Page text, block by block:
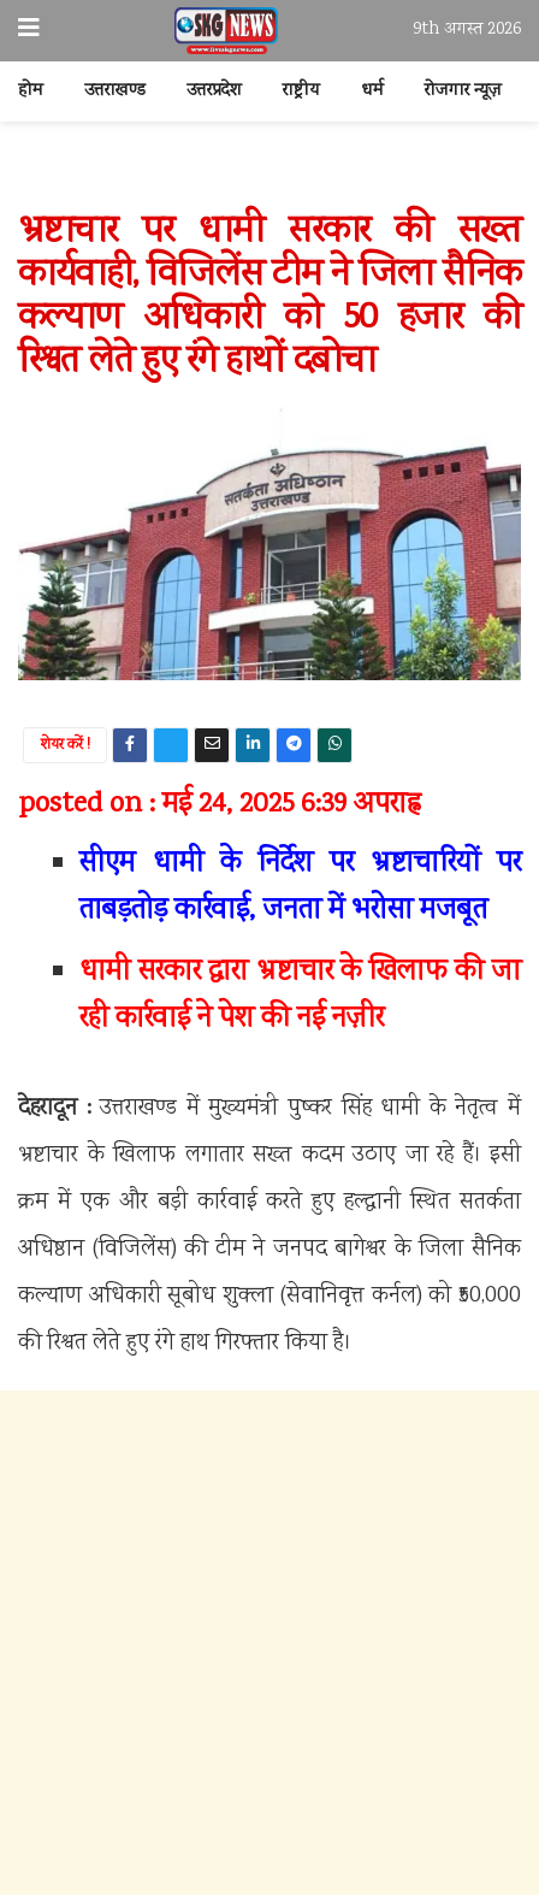
9th अगस्त 2026
होम उत्तराखण्ड उत्तरप्रदेश राष्ट्रीय धर्म रोजगार न्यूज़
भ्रष्टाचार पर धामी सरकार की सख्त
कार्यवाही, विजिलेंस टीम ने जिला सैनिक
कल्याण अधिकारी को 50 हजार की
रिश्वत लेते हुए रंगे हाथों दबोचा
शेयर करें !
posted on : मई 24, 2025 6:39 अपराह्न
सीएम धामी के निर्देश पर भ्रष्टाचारियों पर
ताबड़तोड़ कार्रवाई, जनता में भरोसा मजबूत
धामी सरकार द्वारा भ्रष्टाचार के खिलाफ की जा
रही कार्रवाई ने पेश की नई नज़ीर
देहरादून :उत्तराखण्ड में मुख्यमंत्री पुष्कर सिंह धामी के नेतृत्व में
भ्रष्टाचार के खिलाफ लगातार सख्त कदम उठाए जा रहे हैं। इसी
क्रम में एक और बड़ी कार्रवाई करते हुए हल्द्वानी स्थित सतर्कता
अधिष्ठान (विजिलेंस) की टीम ने जनपद बागेश्वर के जिला सैनिक
कल्याण अधिकारी सूबोध शुक्ला (सेवानिवृत्त कर्नल) को ₹50,000
की रिश्वत लेते हुए रंगे हाथ गिरफ्तार किया है।